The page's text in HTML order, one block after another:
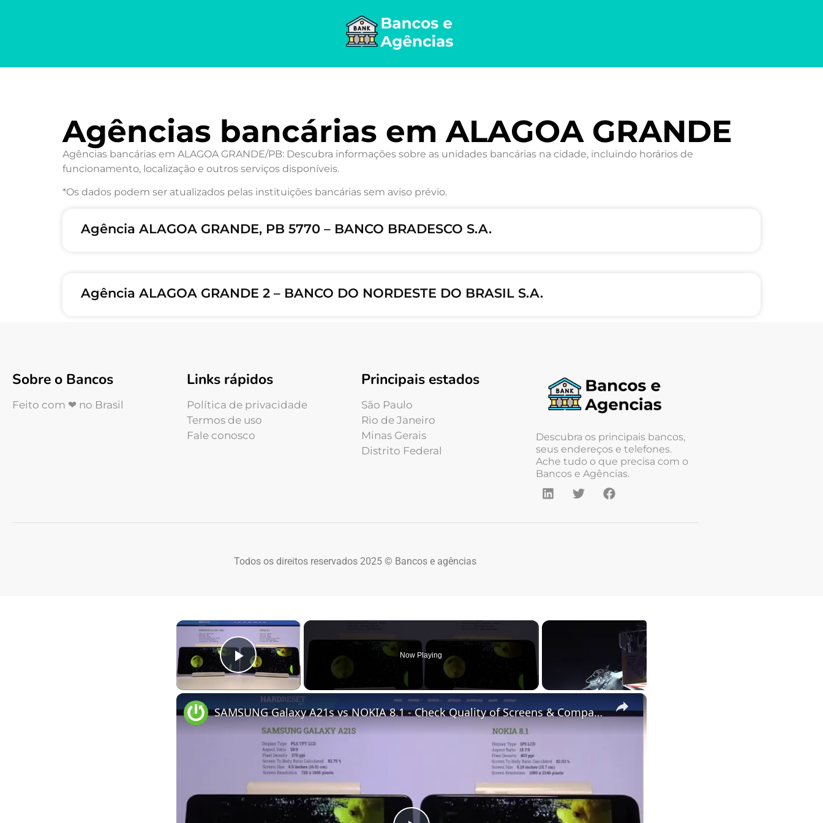
Agências bancárias em ALAGOA GRANDE
Agências bancárias em ALAGOA GRANDE/PB: Descubra informações sobre as unidades bancárias na cidade, incluindo horários de
funcionamento, localização e outros serviços disponíveis.
*Os dados podem ser atualizados pelas instituições bancárias sem aviso prévio.
Agência ALAGOA GRANDE, PB 5770 – BANCO BRADESCO S.A.
Agência ALAGOA GRANDE 2 – BANCO DO NORDESTE DO BRASIL S.A.
Sobre o Bancos
Feito com ❤ no Brasil
Links rápidos
Política de privacidade
Termos de uso
Fale conosco
Principais estados
São Paulo
Rio de Janeiro
Minas Gerais
Distrito Federal
Descubra os principais bancos,
seus endereços e telefones.
Ache tudo o que precisa com o
Bancos e Agências.
Todos os direitos reservados 2025 © Bancos e agências
×
Play Video
Now Playing
×
SAMSUNG Galaxy A21s vs NOKIA 8.1 - Check Quality of Screens & Compare Phones